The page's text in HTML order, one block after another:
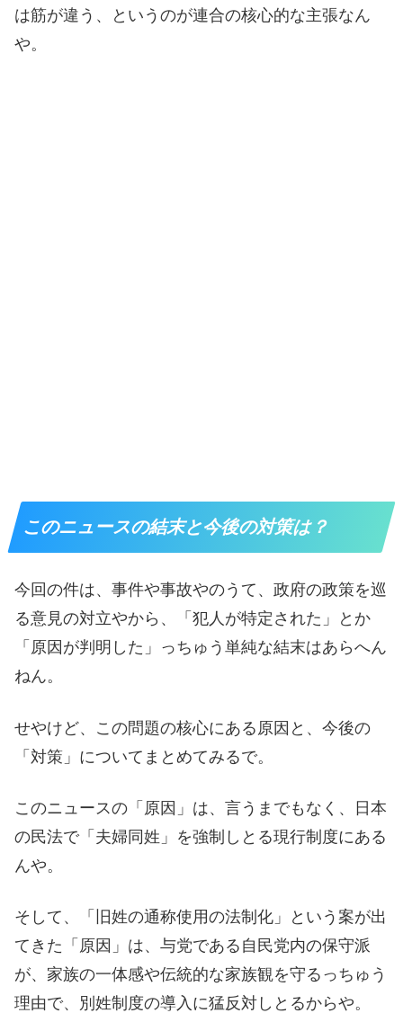
は筋が違う、というのが連合の核心的な主張なん
や。
このニュースの結末と今後の対策は？
今回の件は、事件や事故やのうて、政府の政策を巡
る意見の対立やから、「犯人が特定された」とか
「原因が判明した」っちゅう単純な結末はあらへん
ねん。
せやけど、この問題の核心にある原因と、今後の
「対策」についてまとめてみるで。
このニュースの「原因」は、言うまでもなく、日本
の民法で「夫婦同姓」を強制しとる現行制度にある
んや。
そして、「旧姓の通称使用の法制化」という案が出
てきた「原因」は、与党である自民党内の保守派
が、家族の一体感や伝統的な家族観を守るっちゅう
理由で、別姓制度の導入に猛反対しとるからや。